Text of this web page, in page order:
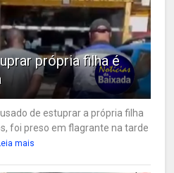
própria filha é
de estuprar a própria filha
foi preso em flagrante na tarde
mais